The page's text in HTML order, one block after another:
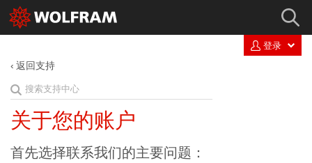
登录
返回支持
关于您的账户
首先选择联系我们的主要问题：